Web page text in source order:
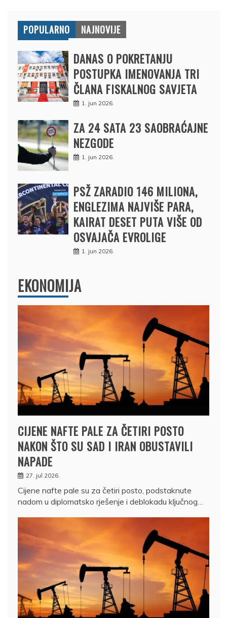
POPULARNO NAJNOVIJE
DANAS O POKRETANJU
POSTUPKA IMENOVANJA TRI
ČLANA FISKALNOG SAVJETA
1. jun 2026.
ZA 24 SATA 23 SAOBRAĆAJNE
NEZGODE
1. jun 2026.
PSŽ ZARADIO 146 MILIONA,
ENGLEZIMA NAJVIŠE PARA,
KAIRAT DESET PUTA VIŠE OD
OSVAJAČA EVROLIGE
1. jun 2026.
EKONOMIJA
CIJENE NAFTE PALE ZA ČETIRI POSTO
NAKON ŠTO SU SAD I IRAN OBUSTAVILI
NAPADE
27. jul 2026.
Cijene nafte pale su za četiri posto, podstaknute
nadom u diplomatsko rješenje i deblokadu ključnog…